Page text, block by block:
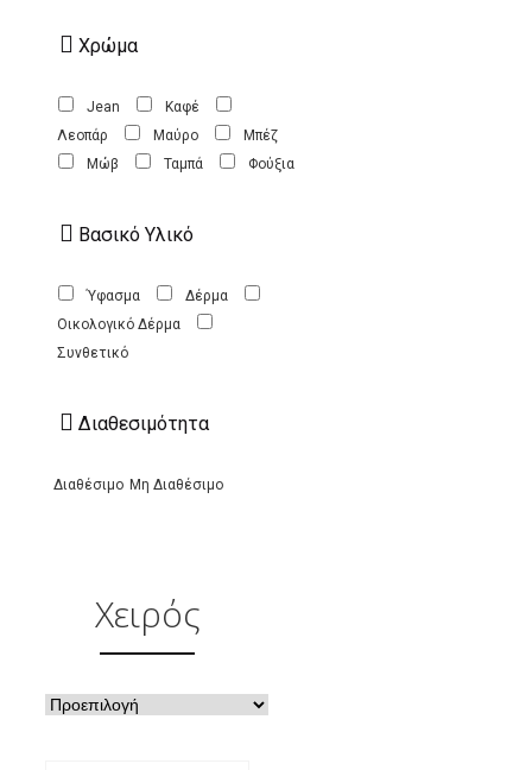
Χρώμα
Jean
Καφέ
Λεοπάρ
Μαύρο
Μπέζ
Μώβ
Ταμπά Φούξια
Βασικό Υλικό
Ύφασμα
Δέρμα
Οικολογικό Δέρμα
Συνθετικό
Διαθεσιμότητα
Διαθέσιμο Μη Διαθέσιμο
Χειρός